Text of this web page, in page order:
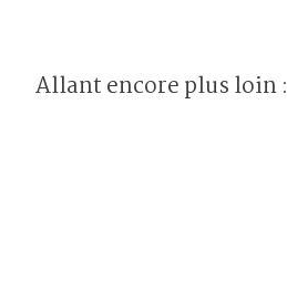
Allant encore plus loin :